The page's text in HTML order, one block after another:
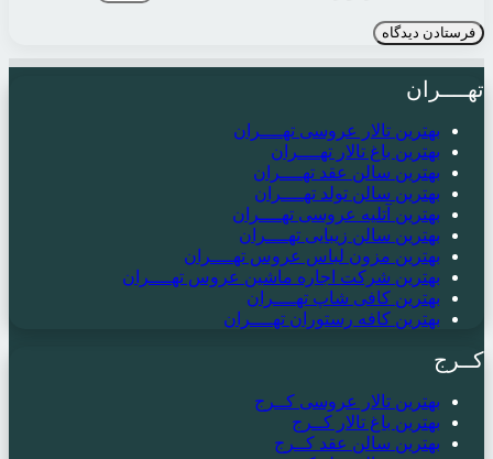
تهــــران
بهترین تالار عروسی تهــــران
بهترین باغ تالار تهــــران
بهترین سالن عقد تهــــران
بهترین سالن تولد تهــــران
بهترین آتلیه عروسی تهــــران
بهترین سالن زیبایی تهــــران
بهترین مزون لباس عروس تهــــران
بهترین شرکت اجاره ماشین عروس تهــــران
بهترین کافی شاپ تهــــران
بهترین کافه رستوران تهــــران
کــرج
بهترین تالار عروسی کــرج
بهترین باغ تالار کــرج
بهترین سالن عقد کــرج